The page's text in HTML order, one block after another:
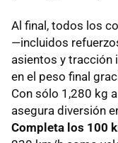
Al final, todos los
—incluidos
asientos y tracción
en el peso final
Con sólo 1,280 kg
asegura diversión
Completa los 100